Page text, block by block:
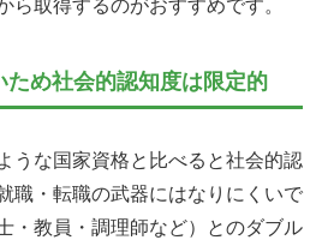
ら取得するのがおすすめです。
め社会的認知度は限定的
うな国家資格と比べると社会的認
職・転職の武器にはなりにくいで
・教員・調理師など）とのダブル